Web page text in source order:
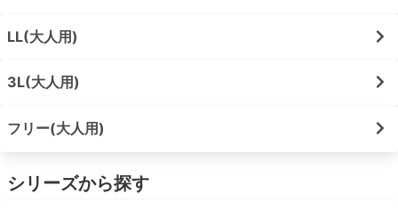
LL(大人用)
3L(大人用)
フリー(大人用)
シリーズから探す